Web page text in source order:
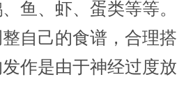
鱼、虾、蛋类等等。
己的食谱，合理搭
作是由于神经过度放